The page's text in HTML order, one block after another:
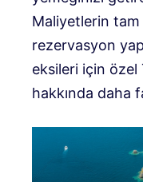
Maliyetlerin tam
rezervasyon
eksileri için özel
hakkında daha